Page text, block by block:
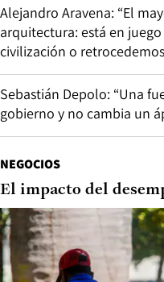
Alejandro Aravena: “El
arquitectura: está en
civilización o
Sebastián Depolo: “Una
gobierno y no cambia un
NEGOCIOS
El impacto del